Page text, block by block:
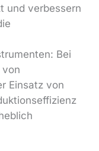
und verbessern
Bei
von
Einsatz von